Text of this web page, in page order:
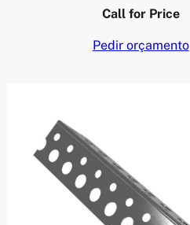
Call for Price
Pedir orçamento